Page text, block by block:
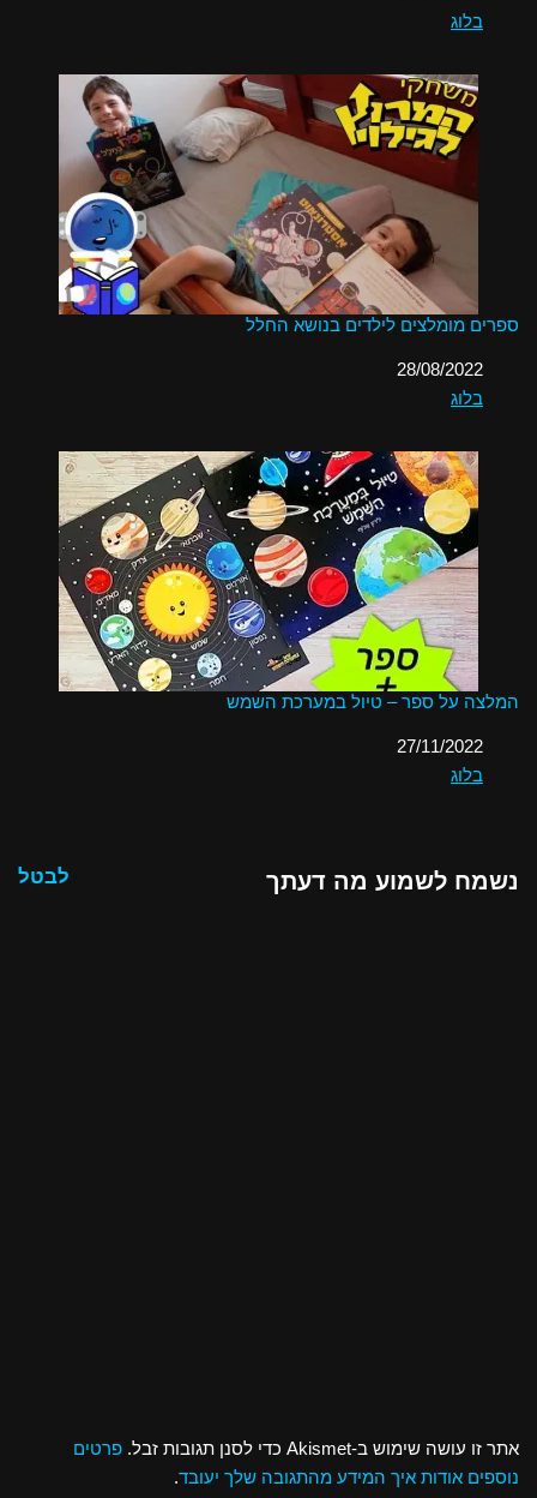
בהקשר ל-
בלוג
ספרים מומלצים לילדים בנושא החלל
תאריך28/08/2022
בהקשר ל-
בלוג
המלצה על ספר – טיול במערכת השמש
תאריך27/11/2022
בהקשר ל-
בלוג
נשמח לשמוע מה דעתך לבטל
אתר זו עושה שימוש ב-Akismet כדי לסנן תגובות זבל.
פרטים
נוספים אודות איך המידע מהתגובה שלך יעובד.